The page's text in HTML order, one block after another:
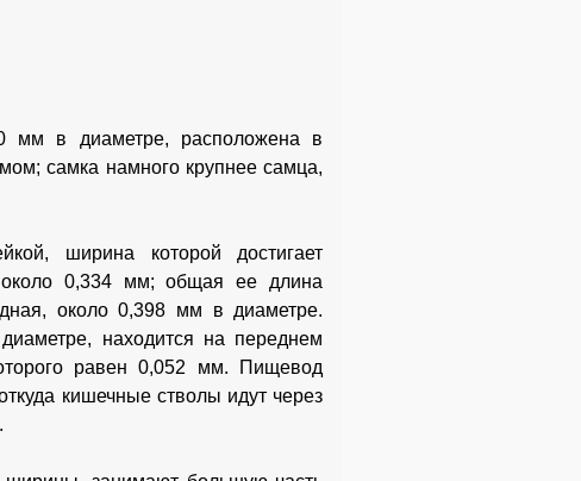
мм в диаметре, расположена в
самка намного крупнее самца,
ширина которой достигает
около 0,334 мм; общая ее длина
около 0,398 мм в диаметре.
находится на переднем
равен 0,052 мм. Пищевод
кишечные стволы идут через